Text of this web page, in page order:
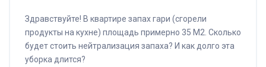
Здравствуйте! В квартире запах гари (сгорели
продукты на кухне) площадь примерно 35 М2. Сколько
будет стоить нейтрализация запаха? И как долго эта
уборка длится?